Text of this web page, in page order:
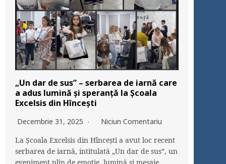
„Un dar de sus” – serbarea de iarnă care
a adus lumină și speranță la Școala
Excelsis din Hîncești
Decembrie 31, 2025
Niciun Comentariu
La Școala Excelsis din Hîncești a avut loc recent
serbarea de iarnă, intitulată „Un dar de sus”, un